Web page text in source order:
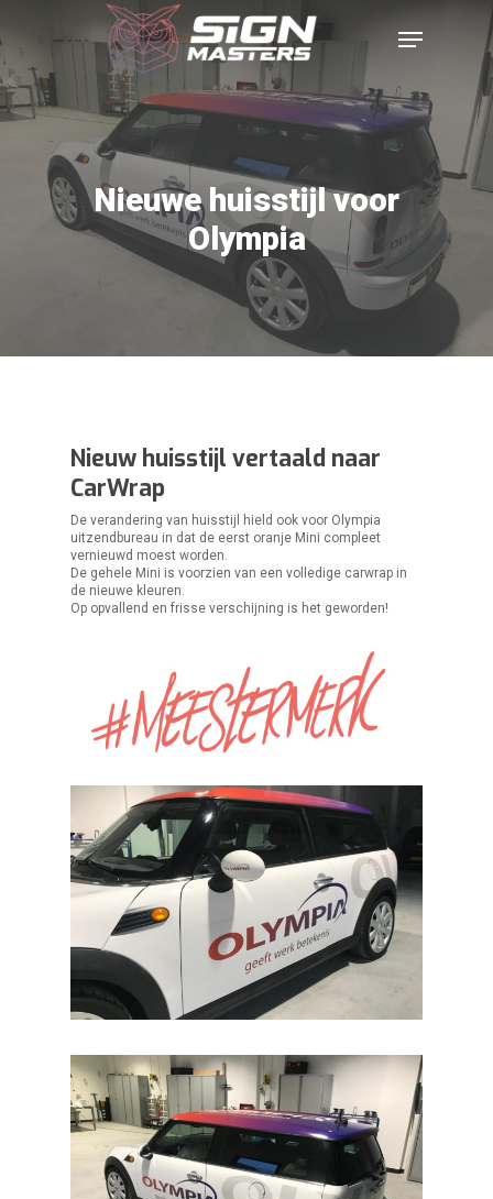
Nieuwe huisstijl voor
Olympia
Nieuw huisstijl vertaald naar
CarWrap
De verandering van huisstijl hield ook voor Olympia
uitzendbureau in dat de eerst oranje Mini compleet
vernieuwd moest worden.
De gehele Mini is voorzien van een volledige carwrap in
de nieuwe kleuren.
Op opvallend en frisse verschijning is het geworden!